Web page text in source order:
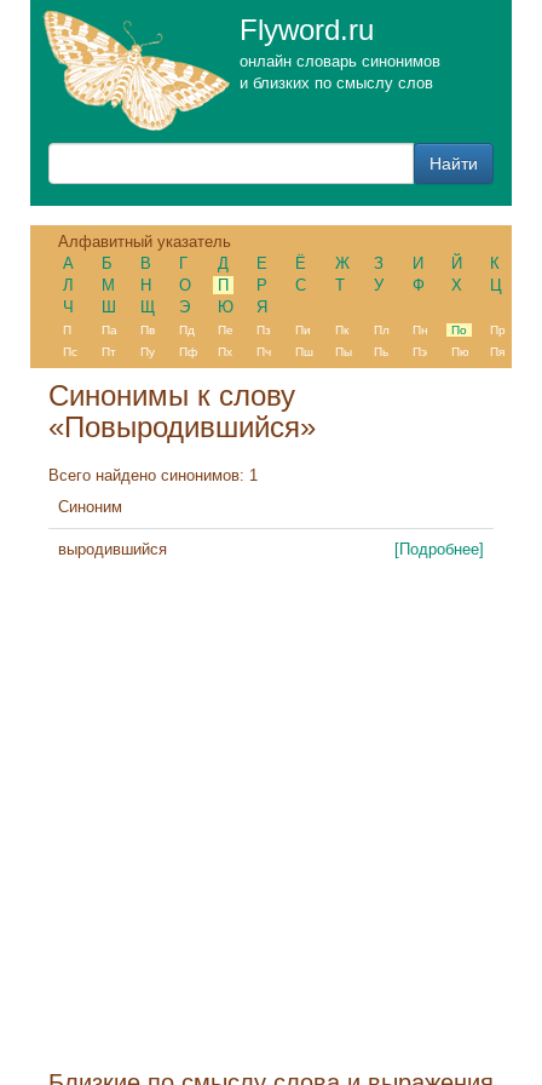
Flyword.ru
онлайн словарь синонимов
и близких по смыслу слов
Алфавитный указатель
А
Б В Г Д Е Ё Ж З И Й
К
Л
М Н О П Р С Т У Ф Х
Ц
Ч
Ш Щ Э Ю Я
П Па Пв Пд Пе Пз Пи Пк Пл Пн По
Пр
Пс
Пт Пу Пф Пх Пч Пш Пы Пь Пэ Пю Пя
Синонимы к слову
«Повыродившийся»
Всего найдено синонимов: 1
Синоним
выродившийся [Подробнее]